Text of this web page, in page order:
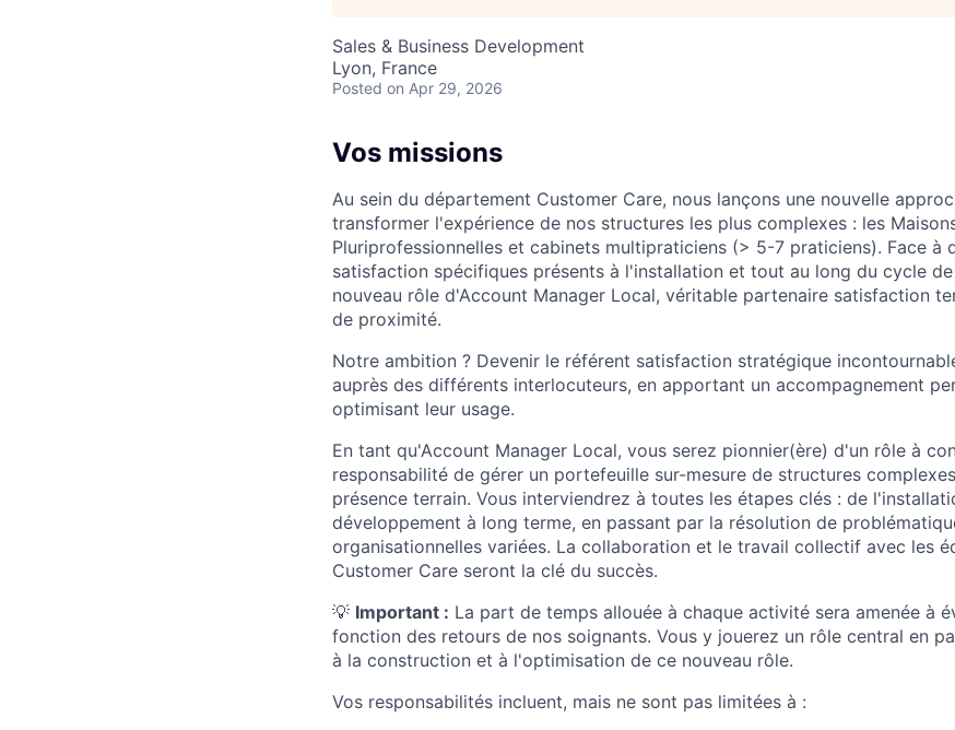
Sales & Business Development
Lyon, France
Posted on Apr 29, 2026
Vos missions
Au sein du département Customer Care, nous lançons une nouvelle
transformer l'expérience de nos structures les plus complexes : les
Pluriprofessionnelles et cabinets multipraticiens (> 5-7 praticiens). Face à
satisfaction spécifiques présents à l'installation et tout au long du cycle
nouveau rôle d'Account Manager Local, véritable partenaire satisfaction
de proximité.
Notre ambition ? Devenir le référent satisfaction stratégique
auprès des différents interlocuteurs, en apportant un accompagnement
optimisant leur usage.
En tant qu'Account Manager Local, vous serez pionnier(ère) d'un rôle à
responsabilité de gérer un portefeuille sur-mesure de structures
présence terrain. Vous interviendrez à toutes les étapes clés : de
développement à long terme, en passant par la résolution de
organisationnelles variées. La collaboration et le travail collectif avec les
Customer Care seront la clé du succès.
💡 Important : La part de temps allouée à chaque activité sera amenée à
fonction des retours de nos soignants. Vous y jouerez un rôle central en
à la construction et à l'optimisation de ce nouveau rôle.
Vos responsabilités incluent, mais ne sont pas limitées à :